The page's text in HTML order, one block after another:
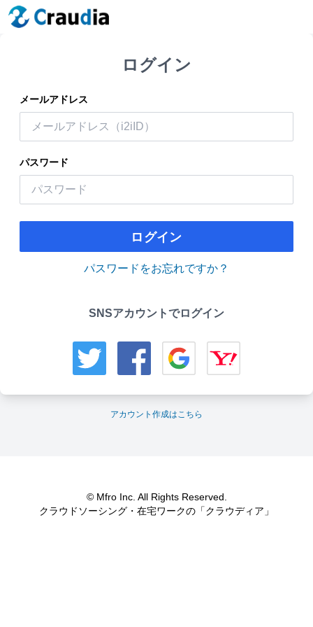
ログイン
メールアドレス
パスワード
ログイン
パスワードをお忘れですか？
SNSアカウントでログイン
アカウント作成はこちら
© Mfro Inc. All Rights Reserved.
クラウドソーシング・在宅ワークの「クラウディア」